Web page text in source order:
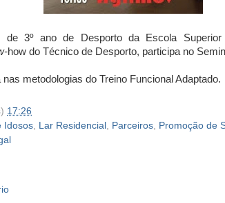
de 3º ano de Desporto da Escola
how do Técnico de Desporto, participa no
metodologias do Treino Funcional Adaptado.
17:26
Idosos, Lar Residencial , Parceiros, Promoção de